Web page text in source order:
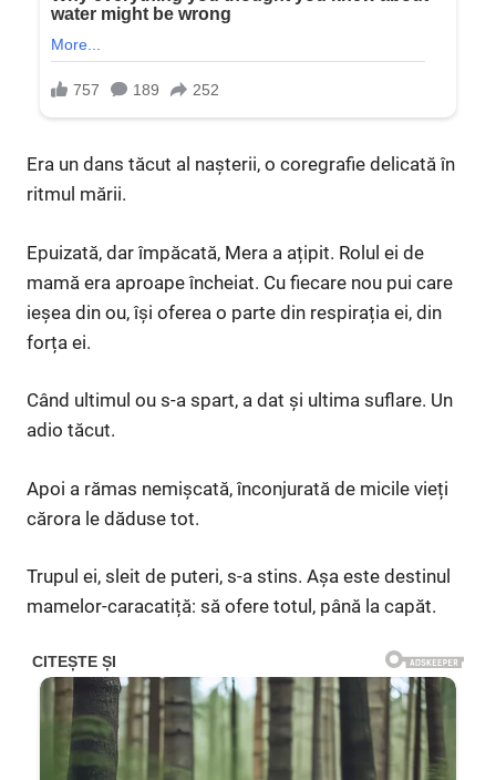
Era un dans tăcut al nașterii, o coregrafie delicată în
ritmul mării.
Epuizată, dar împăcată, Mera a ațipit. Rolul ei de
mamă era aproape încheiat. Cu fiecare nou pui care
ieșea din ou, își oferea o parte din respirația ei, din
forța ei.
Când ultimul ou s-a spart, a dat și ultima suflare. Un
adio tăcut.
Apoi a rămas nemișcată, înconjurată de micile vieți
cărora le dăduse tot.
Trupul ei, sleit de puteri, s-a stins. Așa este destinul
mamelor-caracatiță: să ofere totul, până la capăt.